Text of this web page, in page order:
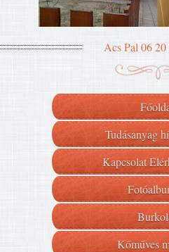
Acs Pal 06
Tudásanyag
Kapcsolat
Kőműves